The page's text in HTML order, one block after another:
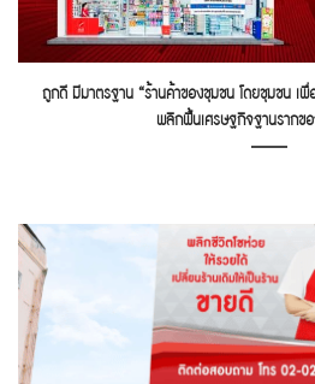
ถูกดี มีมาตรฐาน “ร้านค้าของชุมชน โดยชุมชน เ
พลิกฟื้นเศรษฐกิจฐานรากขอ